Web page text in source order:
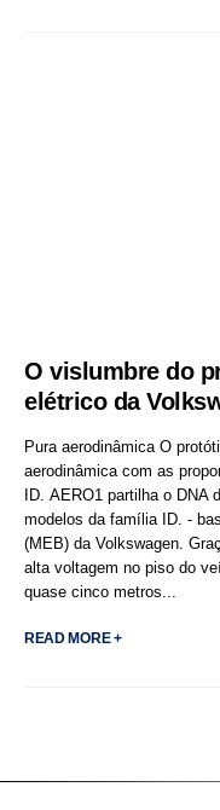
O vislumbre do
elétrico da
Pura aerodinâmica O
aerodinâmica com as
ID. AERO1 partilha o
modelos da família ID. -
(MEB) da Volkswagen.
alta voltagem no piso do
quase cinco metros...
READ MORE +